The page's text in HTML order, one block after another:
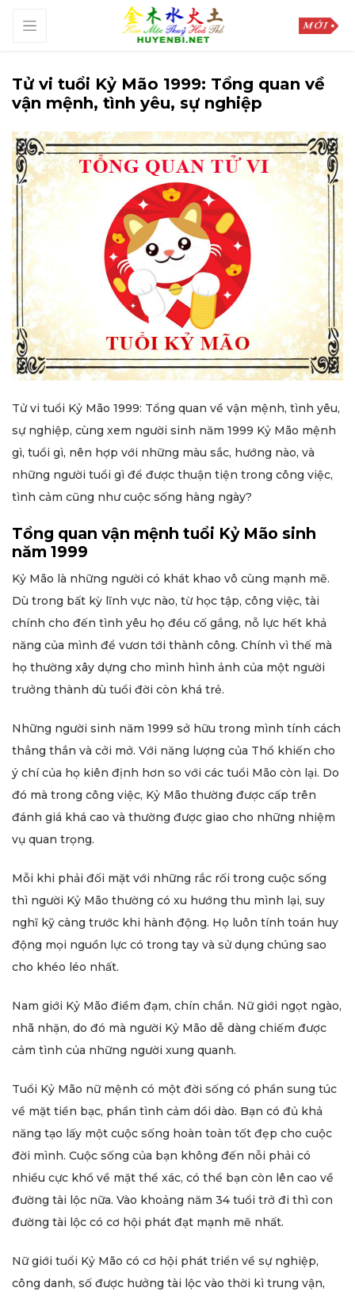
Tử vi tuổi Kỷ Mão 1999: Tổng quan về
vận mệnh, tình yêu, sự nghiệp
Tử vi tuổi Kỷ Mão 1999: Tổng quan về vận mệnh, tình yêu,
sự nghiệp, cùng xem người sinh năm 1999 Kỷ Mão mệnh
gì, tuổi gì, nên hợp với những màu sắc, hướng nào, và
những người tuổi gì để được thuận tiện trong công việc,
tình cảm cũng như cuộc sống hàng ngày?
Tổng quan vận mệnh tuổi Kỷ Mão sinh
năm 1999
Kỷ Mão là những người có khát khao vô cùng mạnh mẽ.
Dù trong bất kỳ lĩnh vực nào, từ học tập, công việc, tài
chính cho đến tình yêu họ đều cố gắng, nỗ lực hết khả
năng của mình để vươn tới thành công. Chính vì thế mà
họ thường xây dựng cho mình hình ảnh của một người
trưởng thành dù tuổi đời còn khá trẻ.
Những người sinh năm 1999 sở hữu trong mình tính cách
thẳng thắn và cởi mở. Với năng lượng của Thổ khiến cho
ý chí của họ kiên định hơn so với các tuổi Mão còn lại. Do
đó mà trong công việc, Kỷ Mão thường được cấp trên
đánh giá khá cao và thường được giao cho những nhiệm
vụ quan trọng.
Mỗi khi phải đối mặt với những rắc rối trong cuộc sống
thì người Kỷ Mão thường có xu hướng thu mình lại, suy
nghĩ kỹ càng trước khi hành động. Họ luôn tính toán huy
động mọi nguồn lực có trong tay và sử dụng chúng sao
cho khéo léo nhất.
Nam giới Kỷ Mão điềm đạm, chín chắn. Nữ giới ngọt ngào,
nhã nhặn, do đó mà người Kỷ Mão dễ dàng chiếm được
cảm tình của những người xung quanh.
Tuổi Kỷ Mão nữ mệnh có một đời sống có phần sung túc
về mặt tiền bạc, phần tình cảm dồi dào. Bạn có đủ khả
năng tạo lấy một cuộc sống hoàn toàn tốt đẹp cho cuộc
đời mình. Cuộc sống của bạn không đến nỗi phải có
nhiều cực khổ về mặt thể xác, có thể bạn còn lên cao về
đường tài lộc nữa. Vào khoảng năm 34 tuổi trở đi thì con
đường tài lộc có cơ hội phát đạt mạnh mẽ nhất.
Nữ giới tuổi Kỷ Mão có cơ hội phát triển về sự nghiệp,
công danh, số được hưởng tài lộc vào thời kì trung vận,